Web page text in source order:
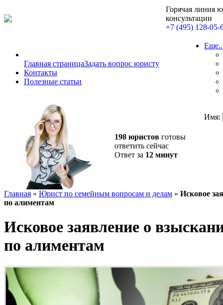
Горячая линия
консультации
+7 (495) 128-05-
Главная страницаЗадать вопрос юристу
Контакты
Полезные статьи
198 юристов готовы
ответить сейчас
Ответ за 12 минут
Имя:
Главная » Юрист по семейным вопросам и делам » Исковое
по алиментам
Исковое заявление о
по алиментам